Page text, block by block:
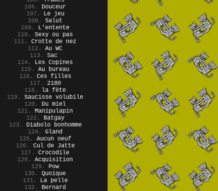
106. Douceur
107.
Le jeu
108. Salut
109. L'entente
110. Sexy ou pas
111. Crotte de nez
112. Au WC
113. Sac
114. Les Copines
115. Au bureau
116. Ces filles
117. 2180
118.
la fète
119. Saucisse volubile
120. Du miel
121. Manipulapin
122.
Batgay
123.
Diabolo bonhomme
124. Gland
125. Aucun oeuf
126. Cul de Jatte
127. Crocodile
128. Acquisition
129. Pow
130. Quoique
131.
La pelle
132. Bernard